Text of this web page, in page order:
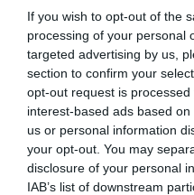
If you wish to opt-out of the
processing of your personal
targeted advertising by us,
section to confirm your
opt-out request is
interest-based ads based
us or personal information
your opt-out. You may
disclosure of your personal
IAB’s list of downstream
Νέο σοβαρό τροχαίο
Τούμπαρε αυτοκίνητο
06.08.2026 | 20:00
Έσπασαν πιάτα στο
Αταμάν – Βίντεο από τη
06.08.2026 | 19:40
Σοκαριστικό βίντεο:
Αρκούδα γκρίζλι
αρπάζει ψάρι λίγα
εκατοστά από ψαρά